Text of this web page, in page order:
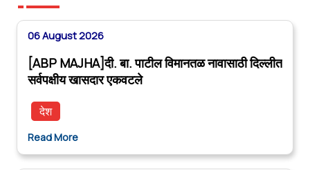
06 August 2026
[ABP MAJHA]दी. बा. पाटील विमानतळ नावासाठी दिल्लीत
सर्वपक्षीय खासदार एकवटले
देश
Read More